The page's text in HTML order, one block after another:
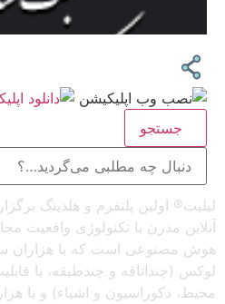
جستجو
لیلیت® اولین پلتفرم و هلدینگ
آنلاین مدرن با تکنولوژی واقعیت
هوش مصنوعی است که با هزاران
لوکس (چنداتاقه و چندطبقه، با
محیط، دکوراسیون و اشیاء) و با